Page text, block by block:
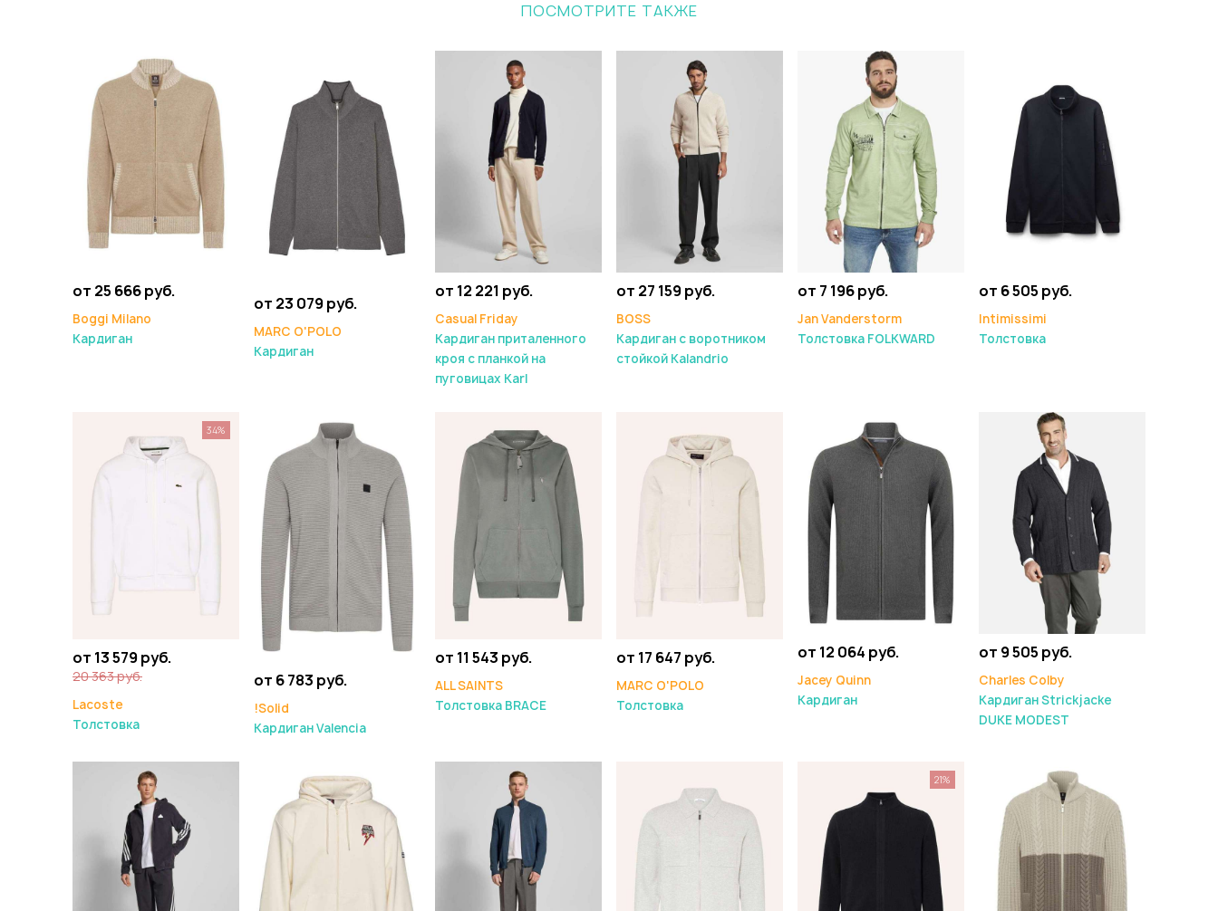
ПОСМОТРИТЕ ТАКЖЕ
от 25 666 руб.
Boggi Milano
Кардиган
от 23 079 руб.
MARC O'POLO
Кардиган
от 12 221 руб.
Casual Friday
Кардиган приталенного
кроя с планкой на
пуговицах Karl
от 27 159 руб.
BOSS
Кардиган с воротником
стойкой Kalandrio
от 7 196 руб.
Jan Vanderstorm
Толстовка FOLKWARD
от 6 505 руб.
Intimissimi
Толстовка
от 13 579 руб.
20 363 руб.
Lacoste
Толстовка
34%
от 6 783 руб.
!Solid
Кардиган Valencia
от 11 543 руб.
ALL SAINTS
Толстовка BRACE
от 17 647 руб.
MARC O'POLO
Толстовка
от 12 064 руб.
Jacey Quinn
Кардиган
от 9 505 руб.
Charles Colby
Кардиган Strickjacke
DUKE MODEST
21%